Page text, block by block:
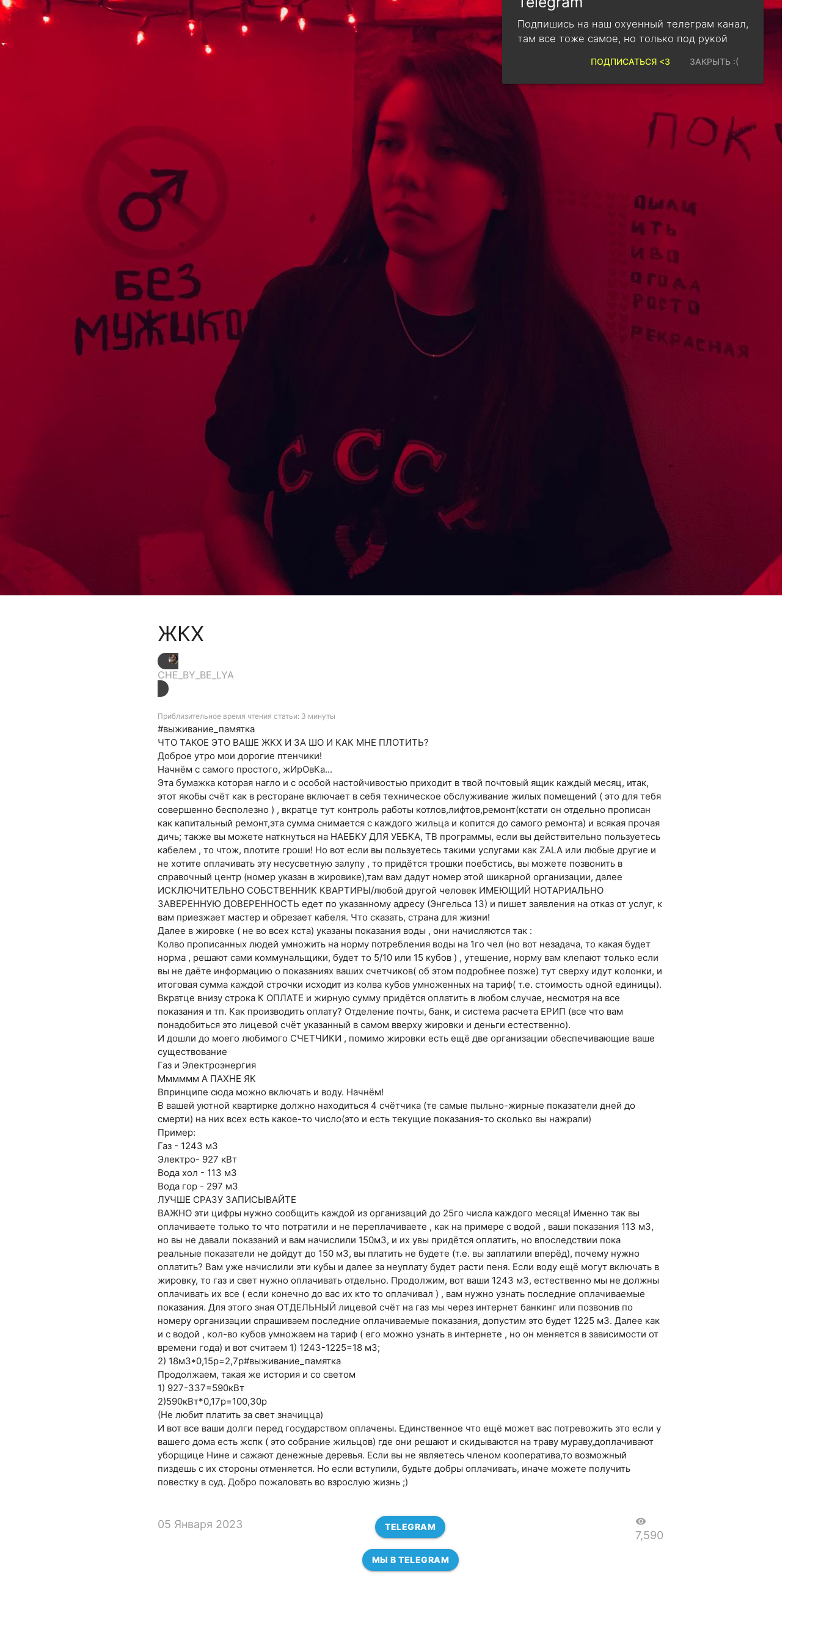
ЖКХ
CHE_BY_BE_LYA
Приблизительное время чтения статьи: 3 минуты
#выживание_памятка
ЧТО ТАКОЕ ЭТО ВАШЕ ЖКХ И ЗА ШО И КАК МНЕ ПЛОТИТЬ?
Доброе утро мои дорогие птенчики!
Начнём с самого простого, жИрОвКа...
Эта бумажка которая нагло и с особой настойчивостью приходит в твой почтовый ящик каждый месяц, итак,
этот якобы счёт как в ресторане включает в себя техническое обслуживание жилых помещений ( это для тебя
совершенно бесполезно ) , вкратце тут контроль работы котлов,лифтов,ремонт(кстати он отдельно прописан
как капитальный ремонт,эта сумма снимается с каждого жильца и копится до самого ремонта) и всякая прочая
дичь; также вы можете наткнуться на НАЕБКУ ДЛЯ УЕБКА, ТВ программы, если вы действительно пользуетесь
кабелем , то чтож, плотите гроши! Но вот если вы пользуетесь такими услугами как ZALA или любые другие и
не хотите оплачивать эту несусветную залупу , то придётся трошки поебстись, вы можете позвонить в
справочный центр (номер указан в жировике),там вам дадут номер этой шикарной организации, далее
ИСКЛЮЧИТЕЛЬНО СОБСТВЕННИК КВАРТИРЫ/любой другой человек ИМЕЮЩИЙ НОТАРИАЛЬНО
ЗАВЕРЕННУЮ ДОВЕРЕННОСТЬ едет по указанному адресу (Энгельса 13) и пишет заявления на отказ от услуг, к
вам приезжает мастер и обрезает кабеля. Что сказать, страна для жизни!
Далее в жировке ( не во всех кста) указаны показания воды , они начисляются так :
Колво прописанных людей умножить на норму потребления воды на 1го чел (но вот незадача, то какая будет
норма , решают сами коммунальщики, будет то 5/10 или 15 кубов ) , утешение, норму вам клепают только если
вы не даёте информацию о показаниях ваших счетчиков( об этом подробнее позже) тут сверху идут колонки, и
итоговая сумма каждой строчки исходит из колва кубов умноженных на тариф( т.е. стоимость одной единицы).
Вкратце внизу строка К ОПЛАТЕ и жирную сумму придётся оплатить в любом случае, несмотря на все
показания и тп. Как производить оплату? Отделение почты, банк, и система расчета ЕРИП (все что вам
понадобиться это лицевой счёт указанный в самом вверху жировки и деньги естественно).
И дошли до моего любимого СЧЕТЧИКИ , помимо жировки есть ещё две организации обеспечивающие ваше
существование
Газ и Электроэнергия
Мммммм А ПАХНЕ ЯК
Впринципе сюда можно включать и воду. Начнём!
В вашей уютной квартирке должно находиться 4 счётчика (те самые пыльно-жирные показатели дней до
смерти) на них всех есть какое-то число(это и есть текущие показания-то сколько вы нажрали)
Пример:
Газ - 1243 м3
Электро- 927 кВт
Вода хол - 113 м3
Вода гор - 297 м3
ЛУЧШЕ СРАЗУ ЗАПИСЫВАЙТЕ
ВАЖНО эти цифры нужно сообщить каждой из организаций до 25го числа каждого месяца! Именно так вы
оплачиваете только то что потратили и не переплачиваете , как на примере с водой , ваши показания 113 м3,
но вы не давали показаний и вам начислили 150м3, и их увы придётся оплатить, но впоследствии пока
реальные показатели не дойдут до 150 м3, вы платить не будете (т.е. вы заплатили вперёд), почему нужно
оплатить? Вам уже начислили эти кубы и далее за неуплату будет расти пеня. Если воду ещё могут включать в
жировку, то газ и свет нужно оплачивать отдельно. Продолжим, вот ваши 1243 м3, естественно мы не должны
оплачивать их все ( если конечно до вас их кто то оплачивал ) , вам нужно узнать последние оплачиваемые
показания. Для этого зная ОТДЕЛЬНЫЙ лицевой счёт на газ мы через интернет банкинг или позвонив по
номеру организации спрашиваем последние оплачиваемые показания, допустим это будет 1225 м3. Далее как
и с водой , кол-во кубов умножаем на тариф ( его можно узнать в интернете , но он меняется в зависимости от
времени года) и вот считаем 1) 1243-1225=18 м3;
2) 18м3*0,15р=2,7р#выживание_памятка
Продолжаем, такая же история и со светом
1) 927-337=590кВт
2)590кВт*0,17р=100,30р
(Не любит платить за свет значицца)
И вот все ваши долги перед государством оплачены. Единственное что ещё может вас потревожить это если у
вашего дома есть жспк ( это собрание жильцов) где они решают и скидываются на траву мураву,доплачивают
уборщице Нине и сажают денежные деревья. Если вы не являетесь членом кооператива,то возможный
пиздешь с их стороны отменяется. Но если вступили, будьте добры оплачивать, иначе можете получить
повестку в суд. Добро пожаловать во взрослую жизнь ;)
05 Января 2023 TELEGRAM visibility
7,590
МЫ В TELEGRAM
Подпишись на наш охуенный телеграм канал,
там все тоже самое, но только под рукой
ЗАКРЫТЬ :(
ПОДПИСАТЬСЯ <3